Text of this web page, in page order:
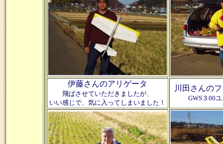
伊藤さんのアリゲータ
飛ばさせていただきましたが、
いい感じで、気に入ってしまいました！
川田さんの
GWS３00